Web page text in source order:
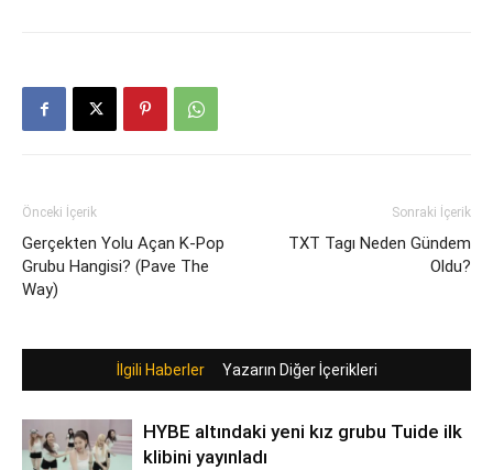
Önceki İçerik
Gerçekten Yolu Açan K-Pop
Grubu Hangisi? (Pave The
Way)
Sonraki İçerik
TXT Tagı Neden Gündem
Oldu?
İlgili Haberler Yazarın Diğer İçerikleri
HYBE altındaki yeni kız grubu Tuide ilk
klibini yayınladı